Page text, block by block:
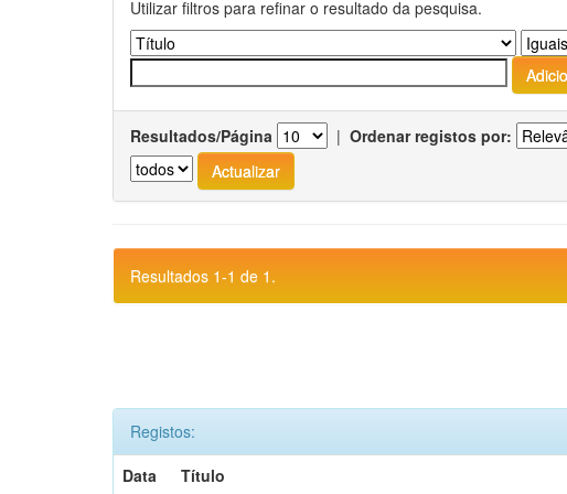
Utilizar filtros para refinar o resultado da pesquisa.
Resultados/Página | Ordenar registos por:
Resultados 1-1 de 1.
Registos:
Data
Título